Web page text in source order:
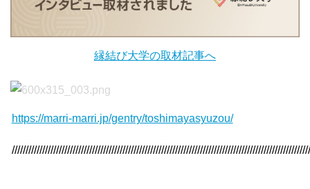
縁結び大学の取材記事へ
https://marri-marri.jp/gentry/toshimayasyuzou/